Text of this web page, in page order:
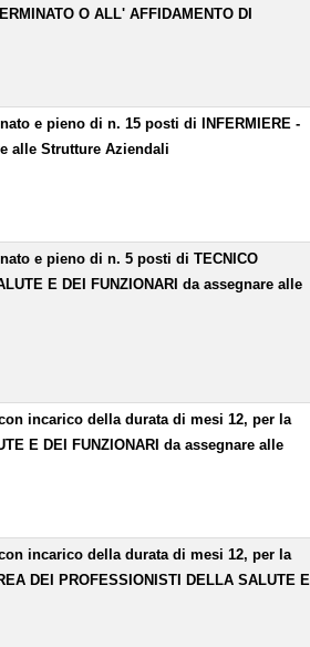
O ALL' AFFIDAMENTO DI
e pieno di n. 15 posti di INFERMIERE -
alle Strutture Aziendali
e pieno di n. 5 posti di TECNICO
E DEI FUNZIONARI da assegnare alle
incarico della durata di mesi 12, per la
E DEI FUNZIONARI da assegnare alle
incarico della durata di mesi 12, per la
DEI PROFESSIONISTI DELLA SALUTE E